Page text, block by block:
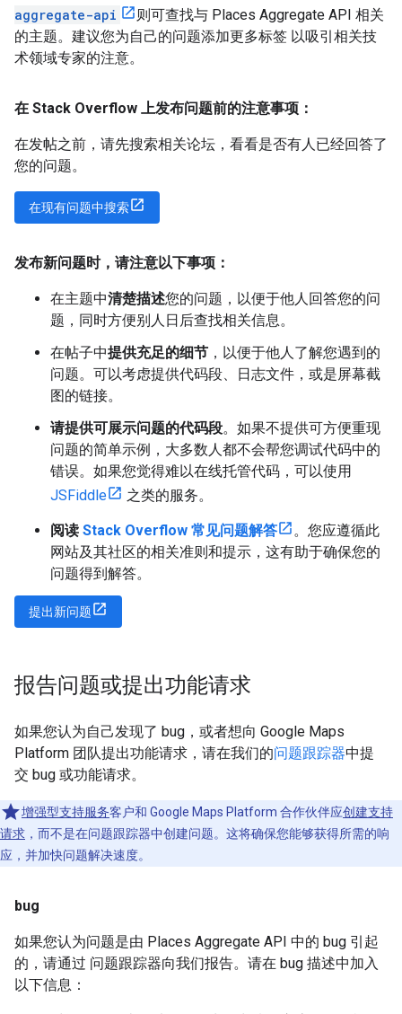
aggregate-api
则可查找与 Places Aggregate API 相关
的主题。建议您为自己的问题添加更多标签 以吸引相关技
术领域专家的注意。
在 Stack Overflow 上发布问题前的注意事项：
在发帖之前，请先搜索相关论坛，看看是否有人已经回答了
您的问题。
在现有问题中搜索
发布新问题时，请注意以下事项：
在主题中清楚描述您的问题，以便于他人回答您的问
题，同时方便别人日后查找相关信息。
在帖子中提供充足的细节 ，以便于他人了解您遇到的
问题。可以考虑提供代码段、日志文件，或是屏幕截
图的链接。
请提供可展示问题的代码段。如果不提供可方便重现
问题的简单示例，大多数人都不会帮您调试代码中的
错误。如果您觉得难以在线托管代码，可以使用
JSFiddle
之类的服务。
阅读 Stack Overflow 常见问题解答
。您应遵循此
网站及其社区的相关准则和提示，这有助于确保您的
问题得到解答。
提出新问题
报告问题或提出功能请求
如果您认为自己发现了 bug，或者想向 Google Maps
Platform 团队提出功能请求，请在我们的问题跟踪器中提
交 bug 或功能请求。
增强型支持服务客户和 Google Maps Platform 合作伙伴应创建支持
请求 ，而不是在问题跟踪器中创建问题。这将确保您能够获得所需的响
应，并加快问题解决速度。
bug
如果您认为问题是由 Places Aggregate API 中的 bug 引起
的，请通过 问题跟踪器向我们报告。请在 bug 描述中加入
以下信息：